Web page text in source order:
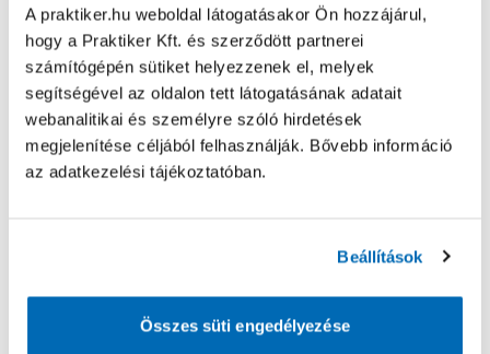
A praktiker.hu weboldal látogatásakor Ön hozzájárul,
hogy a Praktiker Kft. és szerződött partnerei
számítógépén sütiket helyezzenek el, melyek
segítségével az oldalon tett látogatásának adatait
webanalitikai és személyre szóló hirdetések
megjelenítése céljából felhasználják. Bővebb információ
az adatkezelési tájékoztatóban.
Beállítások
Összes süti engedélyezése
Oldal újratöltése